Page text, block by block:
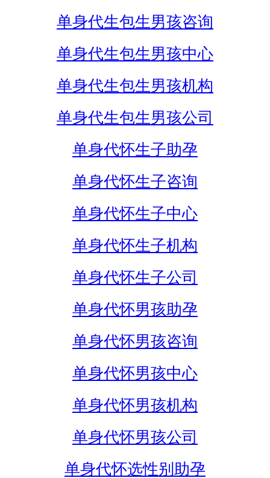
单身代生包生男孩咨询
单身代生包生男孩中心
单身代生包生男孩机构
单身代生包生男孩公司
单身代怀生子助孕
单身代怀生子咨询
单身代怀生子中心
单身代怀生子机构
单身代怀生子公司
单身代怀男孩助孕
单身代怀男孩咨询
单身代怀男孩中心
单身代怀男孩机构
单身代怀男孩公司
单身代怀选性别助孕